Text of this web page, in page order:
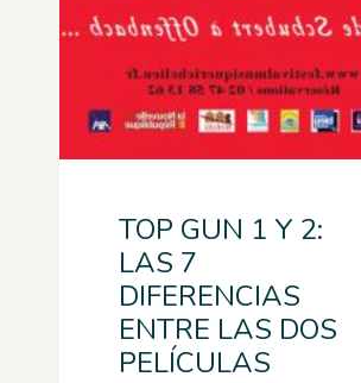
TOP GUN 1 Y 2:
LAS 7
DIFERENCIAS
ENTRE LAS DOS
PELÍCULAS